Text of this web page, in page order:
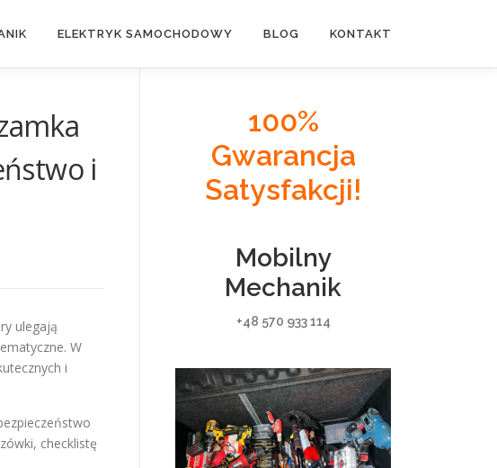
ELEKTRYK SAMOCHODOWY BLOG KONTAKT
i
ulegają
W
i
checklistę
100%
Gwarancja
Satysfakcji!
Mobilny
Mechanik
+48 570 933 114